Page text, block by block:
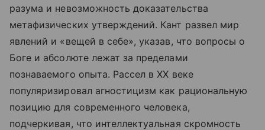
разума и невозможность доказательства
метафизических утверждений. Кант развел мир
явлений и «вещей в себе», указав, что вопросы о
Боге и абсолюте лежат за пределами
познаваемого опыта. Рассел в XX веке
популяризировал агностицизм как рациональную
позицию для современного человека,
подчеркивая, что интеллектуальная скромность